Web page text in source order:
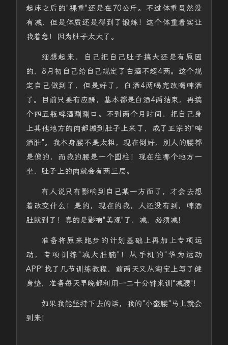
起床之后的"裸重"还是在70公斤。不过体重虽然没
有减，但是体质还是得到了锻炼！这个体重着实让
我着急！因为肚子太大了。
细想起来，自己把自己肚子搞大还是有原因
的，8月初自己给自己规定了白酒不超4两。这个规
定自己做到了，但是好了，白酒4两喝完改喝啤酒
了。目前只要有应酬，基本都是白酒4两结束，再搞
个四五瓶啤酒涮涮口。不到两个月时间，把自己身
上其他地方的肉都搬到肚子上来了，成了正宗的"啤
酒肚"。我本身腰不是太粗，现在倒好，别人的腰都
是偏的，而我的腰是一个圆柱！现在往哪个地方一
坐，肚子上的肉就会有两三层。
有人说只有影响到自己某一方面了，才会去想
着改变什么！是的，现在的我，人还没有到，啤酒
肚就到了！真的是影响"美观"了，减，必须减！
准备将原来跑步的计划基础上再加上专项运
动，专项训练"减大肚腩"！从手机的"华为运动
APP"找了几节训练教程，前两天又从淘宝上写了健
身垫，准备每天早晚都利用一二十分钟来训"减腰"！
如果我能坚持下去的话，我的"小蛮腰"马上就会
到来！